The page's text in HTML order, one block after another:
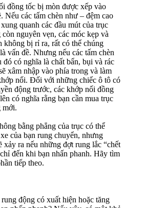
đồng tốc bị mòn được xếp vào
Nếu các tấm chèn như – đệm cao
quanh các đầu mút của trục
nguyên vẹn, các móc kẹp và
không bị rỉ ra, rất có thể chúng
vấn đề. Nhưng nếu các tấm chèn
đó có nghĩa là chất bẩn, bụi và rác
xâm nhập vào phía trong và làm
nối. Đối với những chiếc ô tô có
động trước, các khớp nối đồng
có nghĩa rằng bạn cần mua trục
mới.
bằng phẳng của trục có thể
của bạn rung chuyển, nhưng
xảy ra nếu những đợt rung lắc “chết
đến khi bạn nhấn phanh. Hãy tìm
tiếp theo.
động có xuất hiện hoặc tăng